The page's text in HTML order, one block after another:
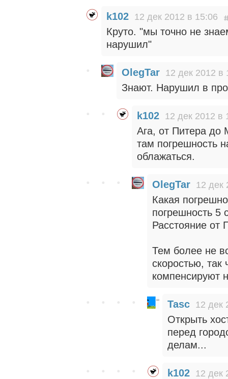
k102 12 дек 2012 в 15:06
Круто. "мы точно не
нарушил"
OlegTar 12 дек 2012 в
Знают. Нарушил в
k102 12 дек 2012 в
Ага, от Питера до
там погрешность
облажаться.
OlegTar 12 дек
Какая
погрешность 5
Расстояние от
Тем более не
скоростью, так
компенсируют
Tasc 12 дек
Открыть
перед
делам...
k102 12 дек